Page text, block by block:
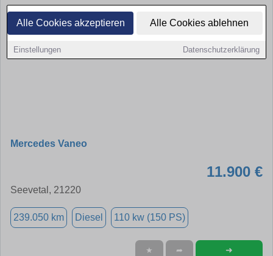
Alle Cookies akzeptieren Alle Cookies ablehnen
Einstellungen Datenschutzerklärung
Mercedes Vaneo
11.900 €
Seevetal, 21220
239.050 km Diesel 110 kw (150 PS)
★ ➦ ➜